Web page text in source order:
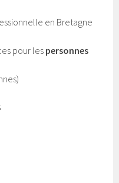
en Bretagne
pour lespersonnes